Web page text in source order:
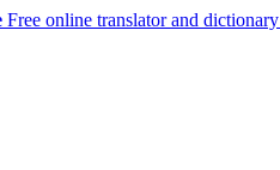
Free online translator and dictionary